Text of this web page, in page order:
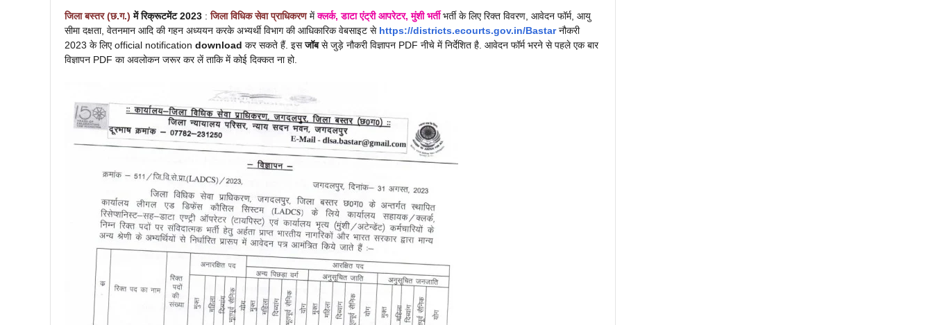
जिलाबस्तर (छ.ग.) में रिक्रूटमेंट 2023 :जिला विधिक सेवा प्राधिकरण मेंक्लर्क, डाटा एंट्री आपरेटर, मुंशीभर्तीभर्ती के लिए रिक्त विवरण, आवेदन फॉर्म, आयु
सीमा दक्षता, वेतनमान आदि की गहन अध्ययन करके अभ्यर्थी विभाग की आधिकारिक वेबसाइट सेhttps://districts.ecourts.gov.in/Bastar नौकरी
2023 के लिए official notification download कर सकते हैं. इसजॉबसे जुड़े नौकरी विज्ञापन PDF नीचे में निर्देशित है. आवेदन फॉर्म भरने से पहले एक बार
विज्ञापन PDF का अवलोकन जरूर कर लें ताकि में कोई दिक्कत ना हो.